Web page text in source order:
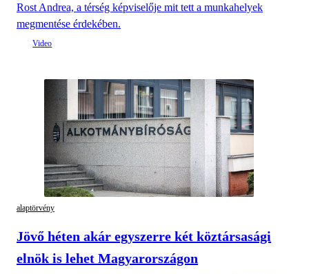
Rost Andrea, a térség képviselője mit tett a munkahelyek
megmentése érdekében.
alaptörvény
Jövő héten akár egyszerre két köztársasági
elnök is lehet Magyarországon